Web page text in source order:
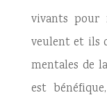
vivants pour
veulent et ils
mentales de
est